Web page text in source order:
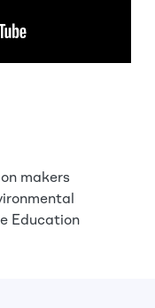
makers
Education